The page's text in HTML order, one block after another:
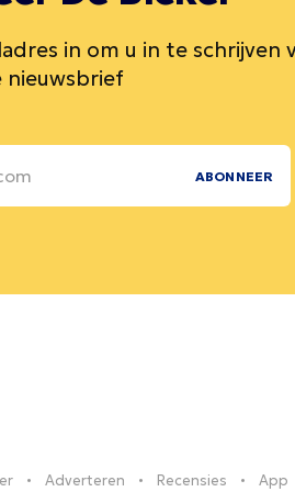
in om u in te schrijven
nieuwsbrief
ABONNEER
Adverteren Recensies App